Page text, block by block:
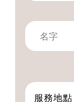
服務地點